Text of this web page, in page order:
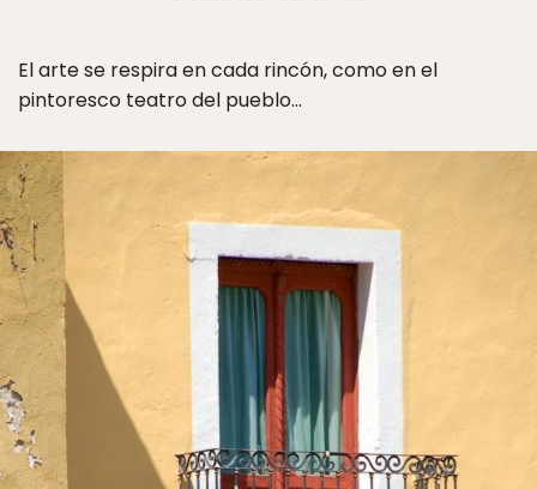
El arte se respira en cada rincón, como en el
pintoresco teatro del pueblo…